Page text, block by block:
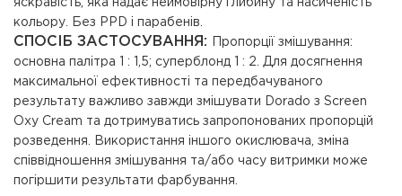
яскравість, яка надає неймовірну глибину та насиченість
кольору. Без PPD і парабенів.
СПОСІБ ЗАСТОСУВАННЯ:
Пропорції змішування:
основна палітра 1 : 1,5; суперблонд 1 : 2. Для досягнення
максимальної ефективності та передбачуваного
результату важливо завжди змішувати Dorado з Screen
Oxy Cream та дотримуватись запропонованих пропорцій
розведення. Використання іншого окислювача, зміна
співвідношення змішування та/або часу витримки може
погіршити результати фарбування.